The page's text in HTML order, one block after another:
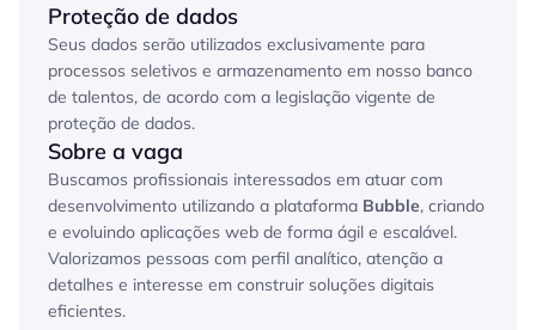
Proteção de dados
Seus dados serão utilizados exclusivamente para
processos seletivos e armazenamento em nosso banco
de talentos, de acordo com a legislação vigente de
proteção de dados.
Sobre a vaga
Buscamos profissionais interessados em atuar com
desenvolvimento utilizando a plataforma Bubble, criando
e evoluindo aplicações web de forma ágil e escalável.
Valorizamos pessoas com perfil analítico, atenção a
detalhes e interesse em construir soluções digitais
eficientes.